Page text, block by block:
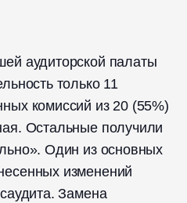
аудиторской палаты
только 11
комиссий из 20 (55%)
Остальные получили
Один из основных
изменений
Замена